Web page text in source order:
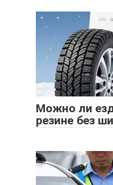
Можно ли
резине без